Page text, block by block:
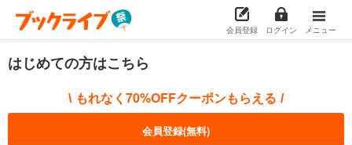
会員登録 ログイン メニュー
はじめての方はこちら
\ もれなく70%OFFクーポンもらえる /
会員登録(無料)